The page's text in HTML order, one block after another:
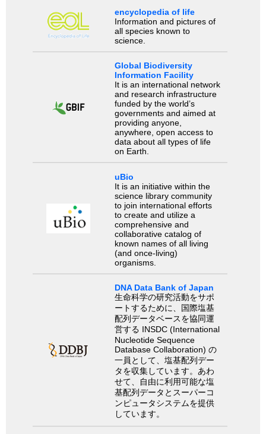
encyclopedia of life
Information and pictures of
all species known to
science.
Global Biodiversity
Information Facility
It is an international network
and research infrastructure
funded by the world’s
governments and aimed at
providing anyone,
anywhere, open access to
data about all types of life
on Earth.
uBio
It is an initiative within the
science library community
to join international efforts
to create and utilize a
comprehensive and
collaborative catalog of
known names of all living
(and once-living)
organisms.
DNA Data Bank of Japan
生命科学の研究活動をサポ
ートするために、国際塩基
配列データベースを協同運
営する INSDC (International
Nucleotide Sequence
Database Collaboration) の
一員として、塩基配列デー
タを収集しています。あわ
せて、自由に利用可能な塩
基配列データとスーパーコ
ンピュータシステムを提供
しています。